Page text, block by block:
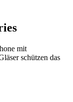
mit
schützen das